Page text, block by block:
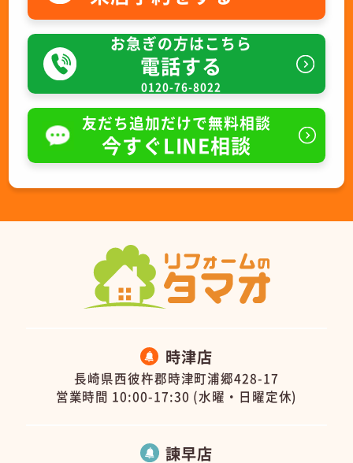
お急ぎの方はこちら
電話する
0120-76-8022
友だち追加だけで無料相談
今すぐLINE相談
時津店
長崎県西彼杵郡時津町浦郷428-17
営業時間 10:00-17:30 (水曜・日曜定休)
諫早店